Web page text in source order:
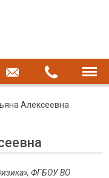
Алексеевна
ФГБОУ ВО